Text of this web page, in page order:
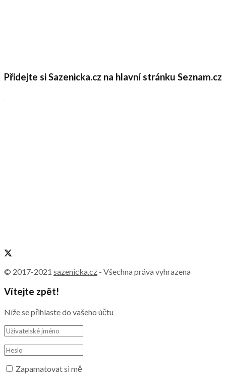
Přidejte si Sazenicka.cz na hlavní stránku Seznam.cz
© 2017-2021 sazenicka.cz - Všechna práva vyhrazena
Vítejte zpět!
Níže se přihlaste do vašeho účtu
Zapamatovat si mě